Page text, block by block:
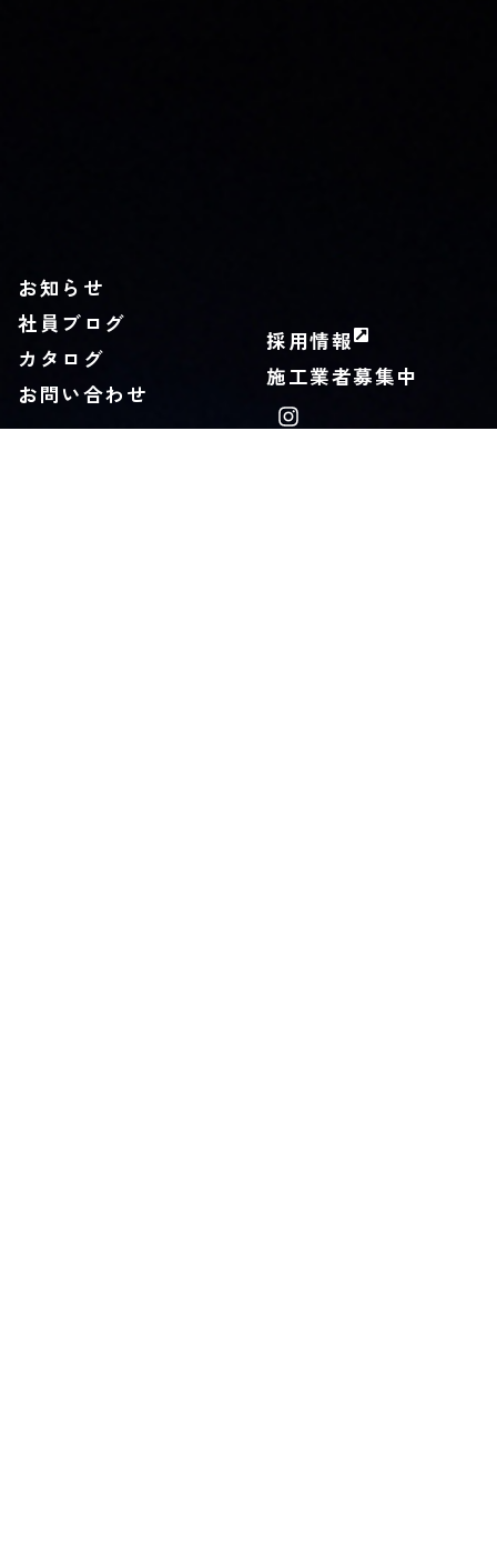
お知らせ
社員ブログ
カタログ
お問い合わせ
採用情報
施工業者募集中